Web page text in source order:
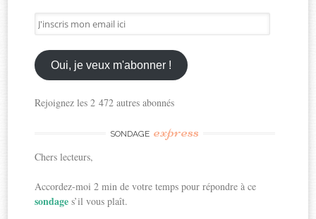
J'inscris
mon
email
ici
Oui, je veux m'abonner !
Rejoignez les 2 472 autres abonnés
SONDAGE express
Chers lecteurs,
Accordez-moi 2 min de votre temps pour répondre à ce
sondages’il vous plaît.